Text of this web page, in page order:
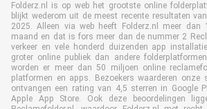
Folderz.nl is op web het grootste online
blijkt wederom uit de meest recente resultaten
2025. Alleen via web heeft Folderz.nl meer dan
maand en dat is fors meer dan de nummer 2
verkeer en vele honderd duizenden app
groter online publiek dan andere
worden er meer dan 50 miljoen online
platformen en apps. Bezoekers waarderen onze
ontvangen een rating van 4,5 sterren in Google
Apple App Store. Ook deze beoordelingen